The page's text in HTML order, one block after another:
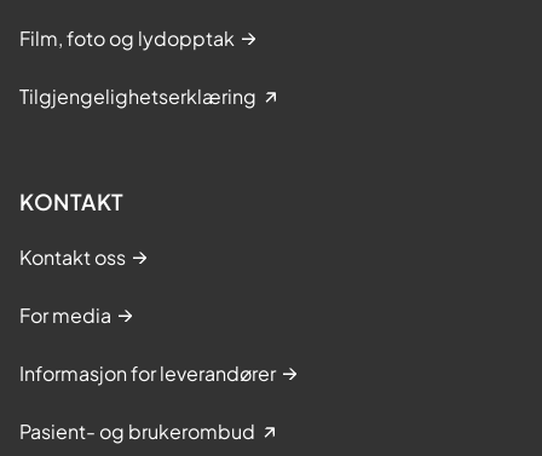
Film, foto og lydopptak
Tilgjengelighetserklæring
KONTAKT
Kontakt oss
For media
Informasjon for leverandører
Pasient- og brukerombud